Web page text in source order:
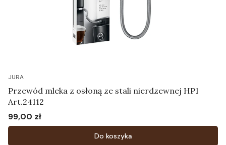
JURA
Przewód mleka z osłoną ze stali nierdzewnej HP1
Art.24112
Cena
99,00 zł
Do koszyka